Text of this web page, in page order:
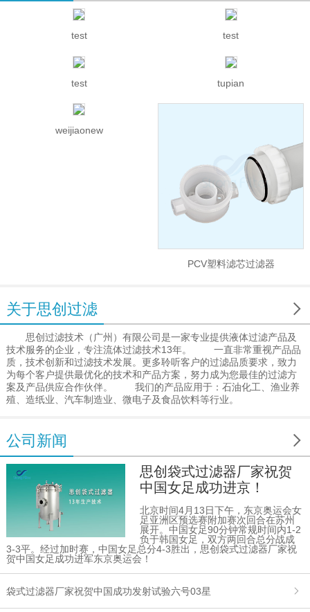
test test
test tupian
weijiaonew
PCV塑料滤芯过滤器

关于思创过滤
思创过滤技术（广州）有限公司是一家专业提供液体过滤产品及
技术服务的企业，专注流体过滤技术13年。 一直非常重视产品品
质，技术创新和过滤技术发展。更多聆听客户的过滤品质要求，致力
为每个客户提供最优化的技术和产品方案，努力成为您最佳的过滤方
案及产品供应合作伙伴。 我们的产品应用于：石油化工、渔业养
殖、造纸业、汽车制造业、微电子及食品饮料等行业。

公司新闻
思创袋式过滤器厂家祝贺
中国女足成功进京！
北京时间4月13日下午，东京奥运会女
足亚洲区预选赛附加赛次回合在苏州
展开。中国女足90分钟常规时间内1-2
负于韩国女足，双方两回合总分战成
3-3平。经过加时赛，中国女足总分4-3胜出，思创袋式过滤器厂家祝
贺中国女足成功进军东京奥运会！
袋式过滤器厂家祝贺中国成功发射试验六号03星